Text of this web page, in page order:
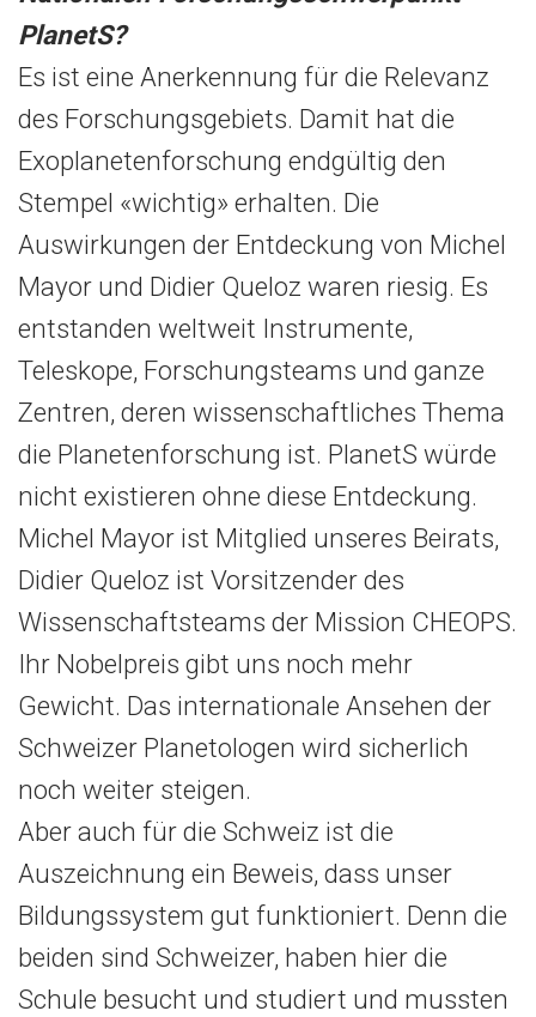
PlanetS?
Es ist eine Anerkennung für die Relevanz
des Forschungsgebiets. Damit hat die
Exoplanetenforschung endgültig den
Stempel «wichtig» erhalten. Die
Auswirkungen der Entdeckung von Michel
Mayor und Didier Queloz waren riesig. Es
entstanden weltweit Instrumente,
Teleskope, Forschungsteams und ganze
Zentren, deren wissenschaftliches Thema
die Planetenforschung ist. PlanetS würde
nicht existieren ohne diese Entdeckung.
Michel Mayor ist Mitglied unseres Beirats,
Didier Queloz ist Vorsitzender des
Wissenschaftsteams der Mission CHEOPS.
Ihr Nobelpreis gibt uns noch mehr
Gewicht. Das internationale Ansehen der
Schweizer Planetologen wird sicherlich
noch weiter steigen.
Aber auch für die Schweiz ist die
Auszeichnung ein Beweis, dass unser
Bildungssystem gut funktioniert. Denn die
beiden sind Schweizer, haben hier die
Schule besucht und studiert und mussten